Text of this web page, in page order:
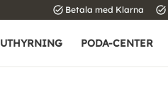
task_alt Betala med Klarna task_alt
UTHYRNING PODA-CENTER